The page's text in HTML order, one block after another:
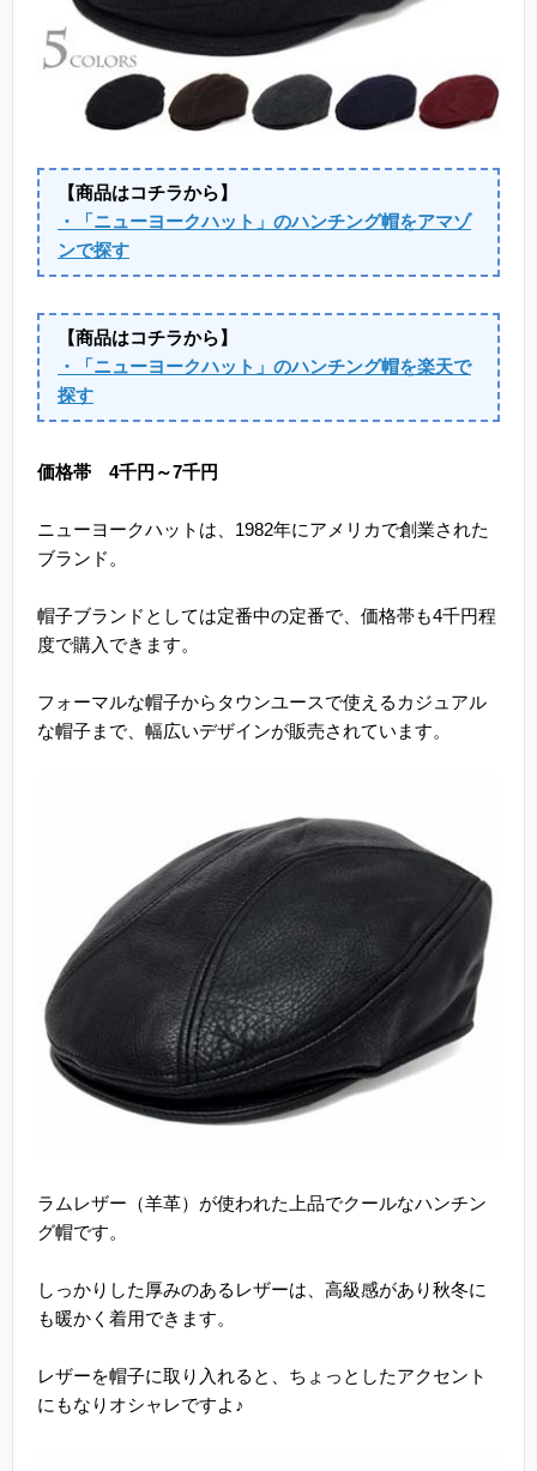
【商品はコチラから】
・「ニューヨークハット」のハンチング帽をアマゾ
ンで探す
【商品はコチラから】
・「ニューヨークハット」のハンチング帽を楽天で
探す
価格帯 4千円～7千円
ニューヨークハットは、1982年にアメリカで創業された
ブランド。
帽子ブランドとしては定番中の定番で、価格帯も4千円程
度で購入できます。
フォーマルな帽子からタウンユースで使えるカジュアル
な帽子まで、幅広いデザインが販売されています。
ラムレザー（羊革）が使われた上品でクールなハンチン
グ帽です。
しっかりした厚みのあるレザーは、高級感があり秋冬に
も暖かく着用できます。
レザーを帽子に取り入れると、ちょっとしたアクセント
にもなりオシャレですよ♪